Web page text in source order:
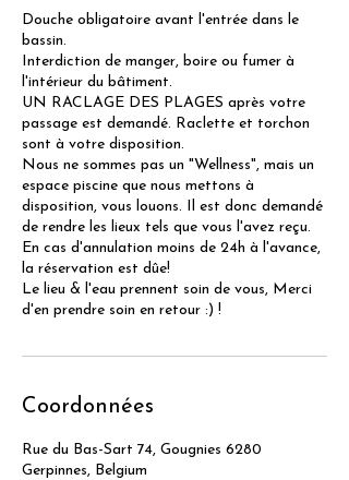
Douche obligatoire avant l'entrée dans le
bassin.
Interdiction de manger, boire ou fumer à
l'intérieur du bâtiment.
UN RACLAGE DES PLAGES après votre
passage est demandé. Raclette et torchon
sont à votre disposition.
Nous ne sommes pas un "Wellness", mais un
espace piscine que nous mettons à
disposition, vous louons. Il est donc demandé
de rendre les lieux tels que vous l'avez reçu.
En cas d'annulation moins de 24h à l'avance,
la réservation est dûe!
Le lieu & l'eau prennent soin de vous, Merci
d'en prendre soin en retour :) !
Coordonnées
Rue du Bas-Sart 74, Gougnies 6280
Gerpinnes, Belgium